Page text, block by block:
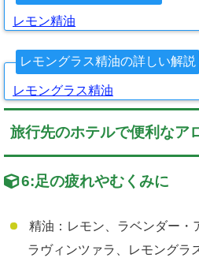
レモン精油
レモングラス精油の詳しい解説
レモングラス精油
旅行先のホテルで便利なア
6:足の疲れやむくみに
精油：レモン、ラベンダー・
ラヴィンツァラ、レモングラ